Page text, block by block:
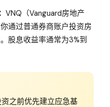
VNQ（Vanguard房地产
通过普通券商账户投资房
股息收益率通常为3%到
之前优先建立应急基